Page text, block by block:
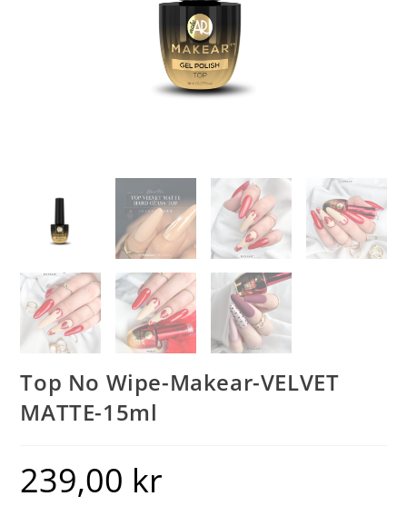
Top No Wipe-Makear-VELVET
MATTE-15ml
239,00 kr